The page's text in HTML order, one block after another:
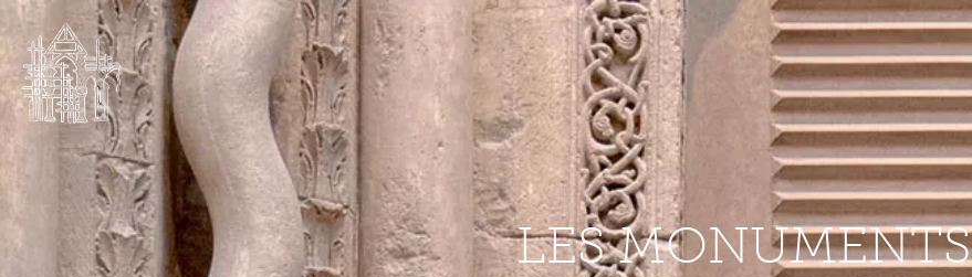
LES MONUMENTS